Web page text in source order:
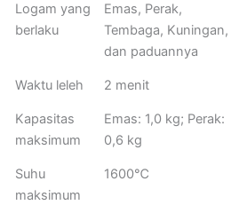
Logam yang
berlaku
Emas, Perak,
Tembaga, Kuningan,
dan paduannya
Waktu leleh 2 menit
Kapasitas
maksimum
Emas: 1,0 kg; Perak:
0,6 kg
Suhu
maksimum
1600℃